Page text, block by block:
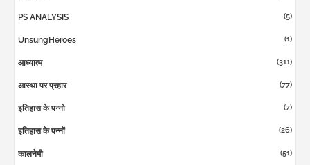
PS ANALYSIS (5)
UnsungHeroes (1)
आध्यात्म (311)
आस्था पर प्रहार (77)
इतिहास के पन्नो (7)
इतिहास के पन्नों (26)
कालनेमी (51)